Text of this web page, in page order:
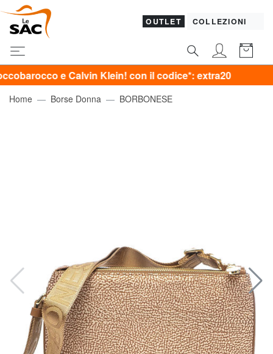
OUTLET COLLEZIONI
e Calvin Klein! con il codice*: extra20
Home Borse Donna BORBONESE